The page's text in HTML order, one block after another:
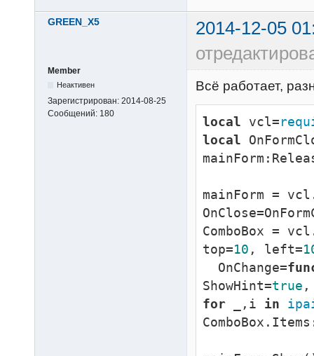
GREEN_X5
2014-12-05
Member
Неактивен
Зарегистрирован: 2014-08-25
Сообщений: 180
Всё работает,
local vcl=
local
mainForm =
ComboBox =
top=10 , left=
  OnChange=
ShowHint=true ,
for _,i in